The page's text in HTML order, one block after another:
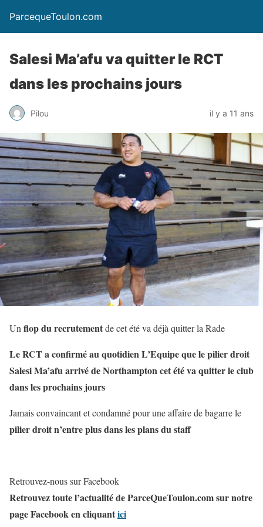
ParcequeToulon.com
Salesi Ma’afu va quitter le RCT
dans les prochains jours
Pilou il y a 11 ans
Un flop du recrutementde cet été va déjà quitter la Rade
Le RCT a confirmé au quotidien L’Equipe que le pilier droit
Salesi Ma’afu arrivé de Northampton cet été va quitter le club
dans les prochains jours
Jamais convaincant et condamné pour une affaire de bagarre le
pilier droit n’entre plus dans les plans du staff
Retrouvez-nous sur Facebook
Retrouvez toute l’actualité de ParceQueToulon.com sur notre
page Facebook en cliquantici